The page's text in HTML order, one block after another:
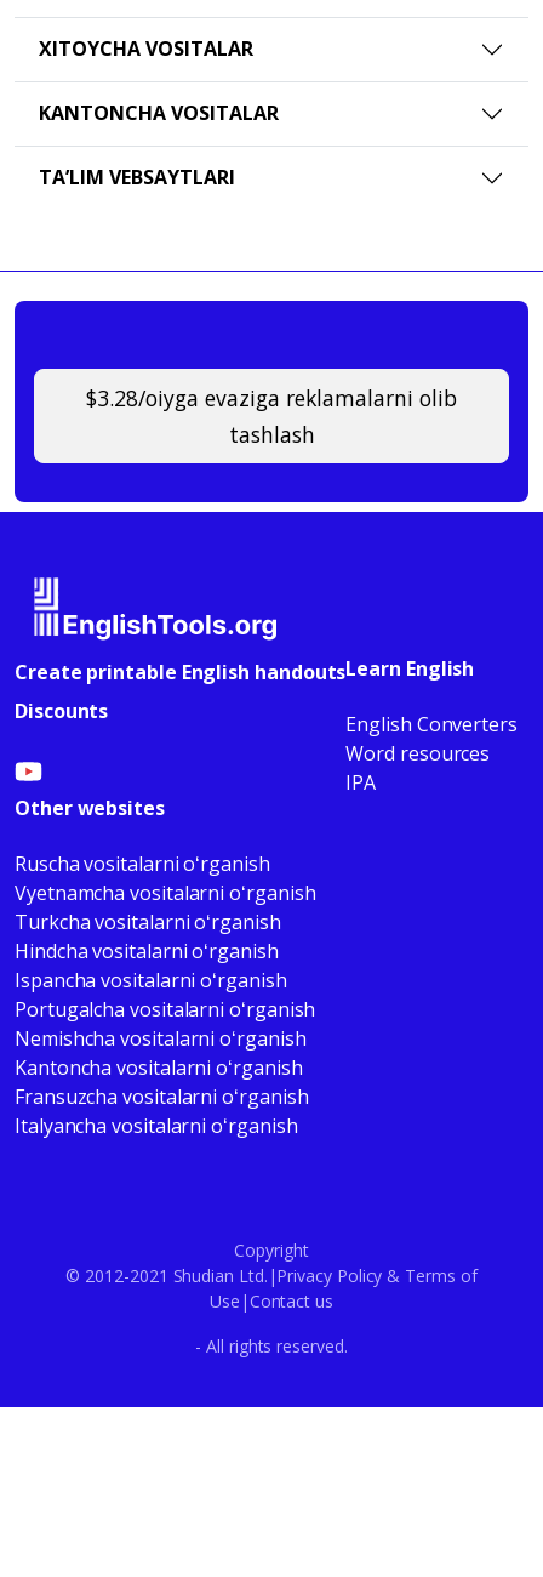
XITOYCHA VOSITALAR
KANTONCHA VOSITALAR
TAʼLIM VEBSAYTLARI
$3.28/oiyga evaziga reklamalarni olib
tashlash
Create printable English handouts
Discounts
Learn English
English Converters
Word resources
IPA
Other websites
Ruscha vositalarni oʻrganish
Vyetnamcha vositalarni oʻrganish
Turkcha vositalarni oʻrganish
Hindcha vositalarni oʻrganish
Ispancha vositalarni oʻrganish
Portugalcha vositalarni oʻrganish
Nemishcha vositalarni oʻrganish
Kantoncha vositalarni oʻrganish
Fransuzcha vositalarni oʻrganish
Italyancha vositalarni oʻrganish
Copyright
© 2012-2021 Shudian Ltd.|Privacy Policy & Terms of
Use | Contact us
- All rights reserved.